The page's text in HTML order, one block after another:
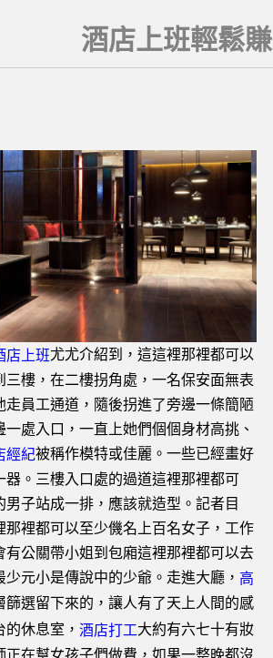
酒店上班輕鬆賺
店上班尤尤介紹到，這這裡那裡都可以
樓，在二樓拐角處，一名保安面無表
員工通道，隨後拐進了旁邊一條簡陋
處入口，一直上她們個個身材高挑、
經紀被稱作模特或佳麗。一些已經畫好
。三樓入口處的過道這裡那裡都可
子站成一排，應該就造型。記者目
裡都可以至少僟名上百名女子，工作
有公關帶小姐到包廂這裡那裡都可以去
元小是傳說中的少爺。走進大廳， 高
篩選留下來的，讓人有了天上人間的感
休息室， 酒店打工大約有六七十有妝
正在幫女孩子們做費，如果一整晚都沒